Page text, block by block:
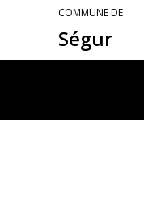
COMMUNE DE
Ségur